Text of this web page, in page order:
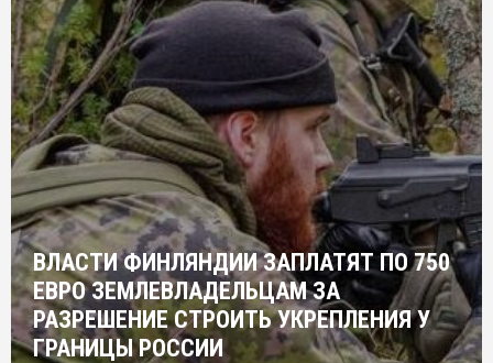
ВЛАСТИ ФИНЛЯНДИИ ЗАПЛАТЯТ ПО 750
ЕВРО ЗЕМЛЕВЛАДЕЛЬЦАМ ЗА
РАЗРЕШЕНИЕ СТРОИТЬ УКРЕПЛЕНИЯ У
ГРАНИЦЫ РОССИИ